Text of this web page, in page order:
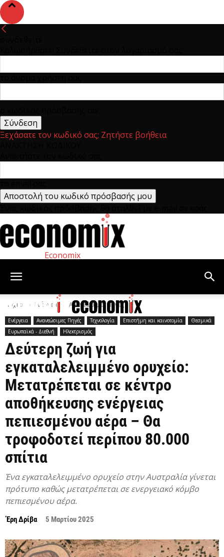
Ξεχάσατε τον κωδικό σας; Ζητήστε βοήθεια
Economix
Αρχική Ενέργεια Ανανεώσιμες Πηγές
Ενέργεια Ανανεώσιμες Πηγές Τεχνολογία Επιστήμη και καινοτομία
Θεσμικά
Ευρωπαϊκά - Διεθνή
Ηλεκτρισμός
Δεύτερη ζωή για
εγκαταλελειμμένο ορυχείο:
Μετατρέπεται σε κέντρο
αποθήκευσης ενέργειας
πεπιεσμένου αέρα – Θα
τροφοδοτεί περίπου 80.000
σπίτια
Ένα εγκαταλελειμμένο ορυχείο στην Αυστραλία γίνεται
πρότυπο καθώς μετατρέπεται σε ενεργειακό κόμβο
πεπιεσμένου αέρα.
Έρη Δρίβα 5 Μαρτίου 2025